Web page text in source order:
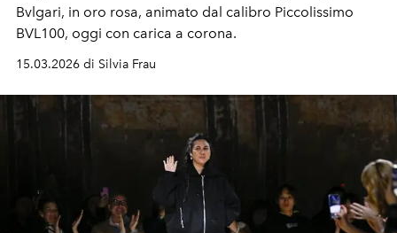
Bvlgari, in oro rosa, animato dal calibro Piccolissimo
BVL100, oggi con carica a corona.
15.03.2026 di Silvia Frau